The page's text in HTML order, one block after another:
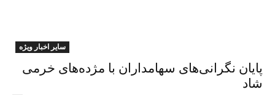
سایر اخبار ویژه
پایان نگرانی‌های سهامداران با مژده‌های خرمی
شاد